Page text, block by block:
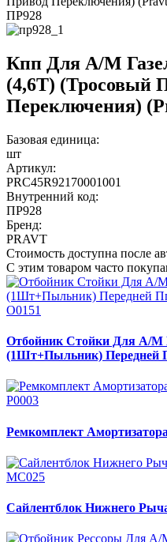
ПР928
Кпп Для А/М
(4,6Т) (Тросовый
Переключения)
Базовая единица:
шт
Артикул:
PRC45R92170001001
Внутренний код:
ПР928
Бренд:
PRAVT
Стоимость доступна после
С этим товаром часто
О0151
Отбойник Стойки Для А/М
(1Шт+Пыльник) Передней
Р0003
Ремкомплект
МС025
Сайлентблок Нижнего